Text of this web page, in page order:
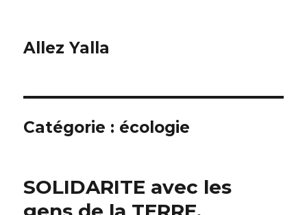
Allez Yalla
Catégorie : écologie
SOLIDARITE avec les